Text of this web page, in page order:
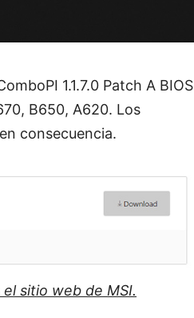
1.1.7.0 Patch A BIOS
B650, A620. Los
consecuencia.
sitio web de MSI.